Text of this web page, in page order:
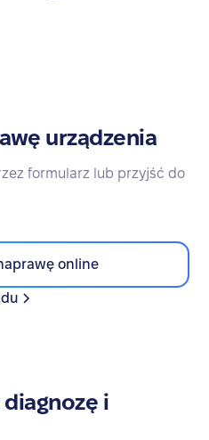
urządzenia
formularz lub przyjść do
online
i